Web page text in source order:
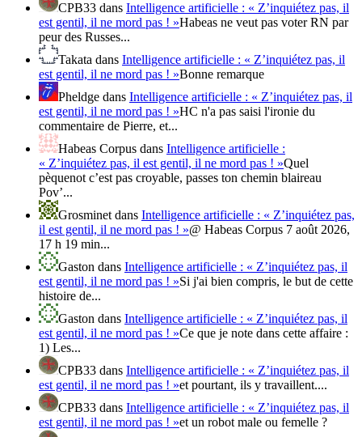
CPB33 dans Intelligence artificielle : « Z’inquiétez pas, il
est gentil, il ne mord pas ! »Habeas ne veut pas voter RN par
peur des Russes...
Takata dans Intelligence artificielle : « Z’inquiétez pas, il
est gentil, il ne mord pas ! »Bonne remarque
Pheldge dans Intelligence artificielle : « Z’inquiétez pas, il
est gentil, il ne mord pas ! »HC n'a pas saisi l'ironie du
commentaire de Pierre, et...
Habeas Corpus dans Intelligence artificielle :
« Z’inquiétez pas, il est gentil, il ne mord pas ! »Quel
pèquenot c’est pas croyable, passes ton chemin blaireau
Pov’...
Grosminet dans Intelligence artificielle : « Z’inquiétez pas,
il est gentil, il ne mord pas ! »@ Habeas Corpus 7 août 2026,
17 h 19 min...
Gaston dans Intelligence artificielle : « Z’inquiétez pas, il
est gentil, il ne mord pas ! »Si j'ai bien compris, le but de cette
histoire de...
Gaston dans Intelligence artificielle : « Z’inquiétez pas, il
est gentil, il ne mord pas ! »Ce que je note dans cette affaire :
1) Les...
CPB33 dans Intelligence artificielle : « Z’inquiétez pas, il
est gentil, il ne mord pas ! »et pourtant, ils y travaillent....
CPB33 dans Intelligence artificielle : « Z’inquiétez pas, il
est gentil, il ne mord pas ! »et un robot male ou femelle ?